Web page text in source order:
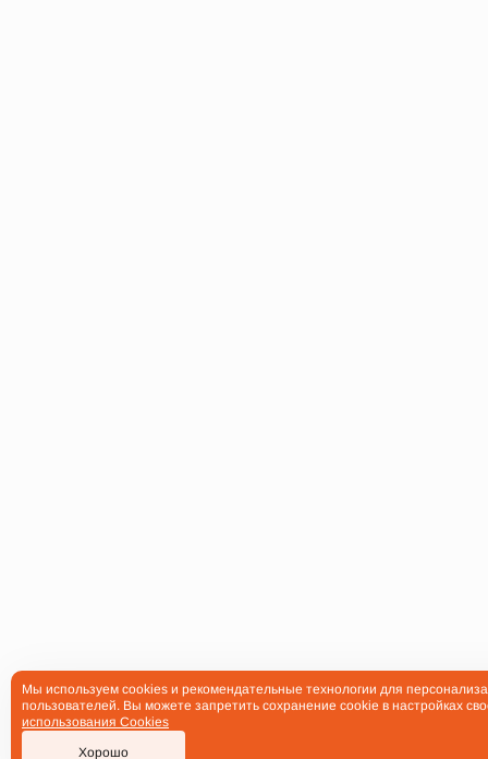
Мы используем cookies и рекомендательные технологии для
пользователей. Вы можете запретить сохранение cookie в настройках
использования Cookies
Хорошо